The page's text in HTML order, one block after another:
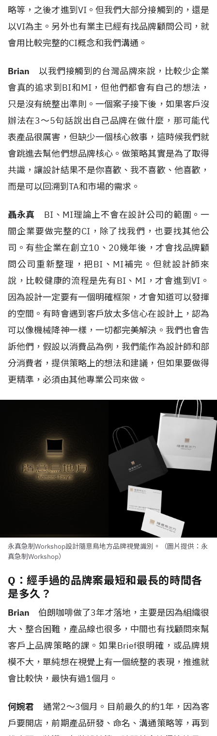
略等，之後才進到VI。但我們大部分接觸到的，還是
以VI為主。另外也有業主已經有找品牌顧問公司，就
會用比較完整的CI概念和我們溝通。
Brian
以我們接觸到的台灣品牌來說，比較少企業
會真的追求到BI和MI，但他們都會有自己的想法，
只是沒有統整出準則。一個案子接下後，如果客戶沒
辦法在3～5句話說出自己品牌在做什麼，那可能代
表產品很厲害，但缺少一個核心敘事，這時候我們就
會跳進去幫他們想品牌核心。做策略其實是為了取得
共識，讓設計結果不是你喜歡、我不喜歡、他喜歡，
而是可以回溯到TA和市場的需求。
聶永真 BI、 MI理論上不會在設計公司的範圍。一
間企業要做完整的CI，除了找我們，也要找其他公
司。有些企業在創立10 、 20幾年後，才會找品牌顧
問公司重新整理，把BI、 MI補完。但就設計師來
說，比較健康的流程是先有BI、 MI ，才會進到VI 。
因為設計一定要有一個明確框架，才會知道可以發揮
的空間。有時會遇到客戶放太多信心在設計上，認為
可以像機械降神一樣，一切都完美解決。我們也會告
訴他們，假設以消費品為例，我們能作為設計師和部
分消費者，提供策略上的想法和建議，但如果要做得
更精準，必須由其他專業公司來做。
永真急制Workshop設計隨意鳥地方品牌視覺識別。（圖片提供：永
真急制Workshop）
Q：經手過的品牌案最短和最長的時間各
是多久？
Brian 伯朗咖啡做了3年才落地，主要是因為組織很
大、整合困難，產品線也很多，中間也有找顧問來幫
客戶上品牌策略的課。如果Brief很明確，或品牌規
模不大，單純想在視覺上有一個統整的表現，推進就
會比較快，最快有過1個月。
何婉君 通常2～3個月。目前最久的約1年，因為客
戶要開店，前期產品研發、命名、溝通策略等，再到